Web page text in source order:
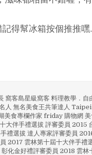
得幫冰箱按個推推嘿
窩客島星級窩客 料理教學．自
人 無名美食王共筆達人
美食專欄作家 friday 購物網
伴手禮選拔 評審委員 2015
禮選拔 達人專家評審委員
2017 雲林第十屆十大伴手禮
化金好禮評審委員 2018 雲